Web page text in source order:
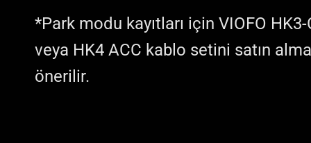
*Park modu kayıtları için VIOFO HK3-
veya HK4 ACC kablo setini satın
önerilir.